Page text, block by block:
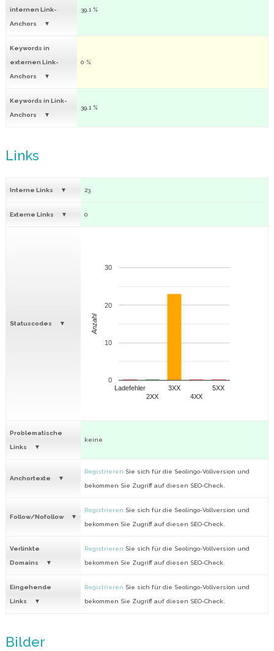
internen Link-
Anchors
39.1 %
Keywords in
externen Link-
Anchors
0 %
Keywords in Link-
Anchors
39.1 %
Links
Interne Links 23
Externe Links 0
Statuscodes
Ladefehler
2XX
3XX
4XX
5XX
0
10
20
30
Anzahl
Problematische
Links
keine
Anchortexte
Registrieren Sie sich für die Seolingo-Vollversion und
bekommen Sie Zugriff auf diesen SEO-Check.
Follow/Nofollow
Registrieren Sie sich für die Seolingo-Vollversion und
bekommen Sie Zugriff auf diesen SEO-Check.
Verlinkte
Domains
Registrieren Sie sich für die Seolingo-Vollversion und
bekommen Sie Zugriff auf diesen SEO-Check.
Eingehende
Links
Registrieren Sie sich für die Seolingo-Vollversion und
bekommen Sie Zugriff auf diesen SEO-Check.
Bilder